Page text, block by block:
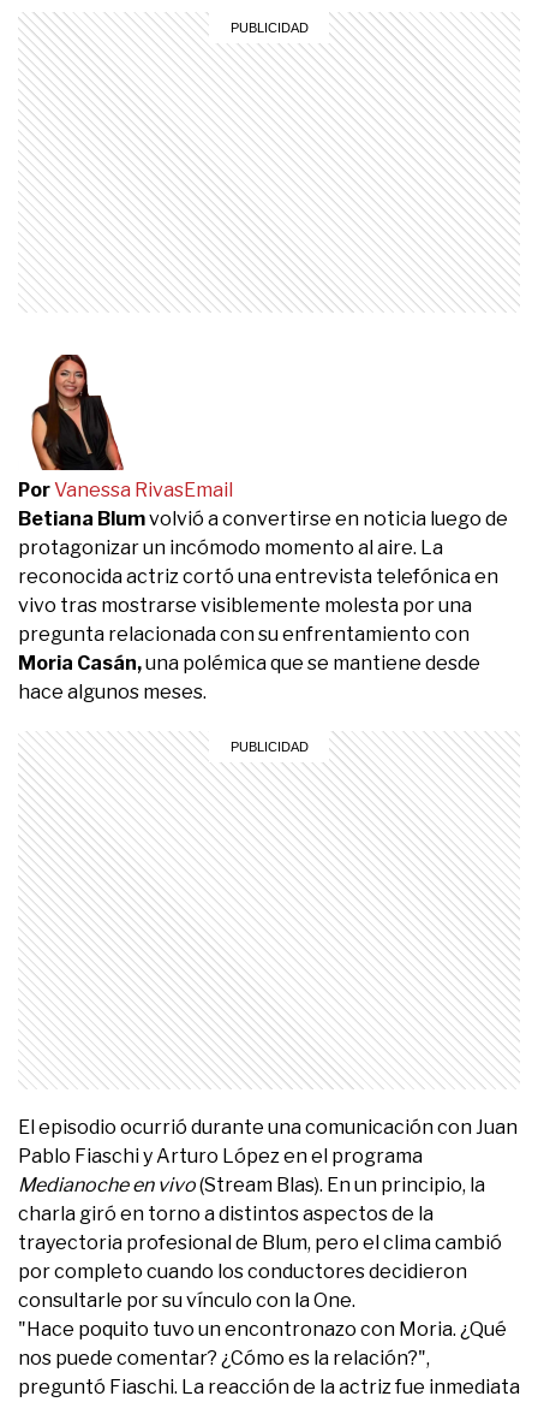
PorVanessa RivasEmail
Betiana Blumvolvió a convertirse en noticia luego de
protagonizar un incómodo momento al aire. La
reconocida actriz cortó una entrevista telefónica en
vivo tras mostrarse visiblemente molesta por una
pregunta relacionada con su enfrentamiento con
Moria Casán,una polémica que se mantiene desde
hace algunos meses.
El episodio ocurrió durante una comunicación con Juan
Pablo Fiaschi y Arturo López en el programa
Medianoche en vivo(Stream Blas). En un principio, la
charla giró en torno a distintos aspectos de la
trayectoria profesional de Blum, pero el clima cambió
por completo cuando los conductores decidieron
consultarle por su vínculo con la One.
"Hace poquito tuvo un encontronazo con Moria. ¿Qué
nos puede comentar? ¿Cómo es la relación?",
preguntó Fiaschi. La reacción de la actriz fue inmediata